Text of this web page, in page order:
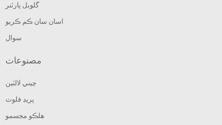
گلوبل پارٽنر
اسان سان ڪم ڪريو
سوال
مصنوعات
چيني لالٽين
پريڊ فلوٽ
هلڪو مجسمو